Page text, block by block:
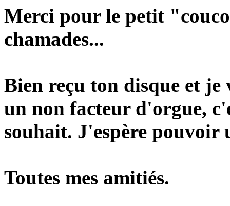
Merci pour le petit
chamades...
Bien reçu ton disque et
un non facteur d'orgue,
souhait. J'espère
Toutes mes amitiés.